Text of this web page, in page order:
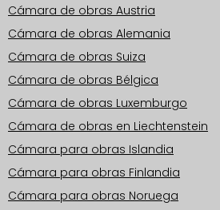
Cámara de obras Austria
Cámara de obras Alemania
Cámara de obras Suiza
Cámara de obras Bélgica
Cámara de obras Luxemburgo
Cámara de obras en Liechtenstein
Cámara para obras Islandia
Cámara para obras Finlandia
Cámara para obras Noruega